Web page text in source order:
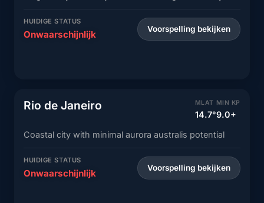
HUIDIGE STATUS
Onwaarschijnlijk Voorspelling bekijken
Rio de Janeiro MLAT
14.7°
MIN KP
9.0+
Coastal city with minimal aurora australis potential
HUIDIGE STATUS
Onwaarschijnlijk Voorspelling bekijken